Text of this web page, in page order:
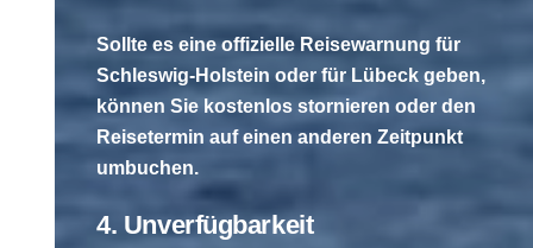
Sollte es eine offizielle Reisewarnung für
Schleswig-Holstein oder für Lübeck geben,
können Sie kostenlos stornieren oder den
Reisetermin auf einen anderen Zeitpunkt
umbuchen.
4. Unverfügbarkeit